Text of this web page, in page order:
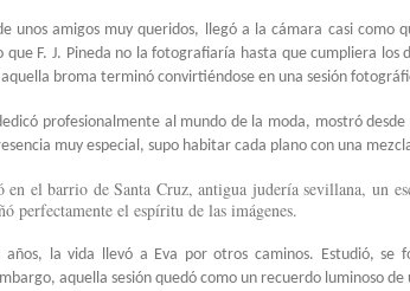
unos amigos muy queridos, llegó a la cámara casi
que F. J. Pineda no la fotografiaría hasta que cumpliera
broma terminó convirtiéndose en una sesión
profesionalmente al mundo de la moda, mostró
muy especial, supo habitar cada plano con una
en el barrio de Santa Cruz, antigua judería sevillana, un
perfectamente el espíritu de las imágenes.
años, la vida llevó a Eva por otros caminos. Estudió,
aquella sesión quedó como un recuerdo luminoso